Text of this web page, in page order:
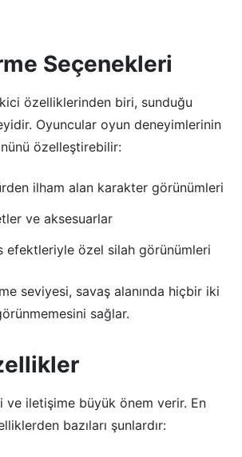
Seçenekleri
özelliklerinden biri, sunduğu
Oyuncular oyun deneyimlerinin
özelleştirebilir:
ilham alan karakter görünümleri
ve aksesuarlar
efektleriyle özel silah görünümleri
seviyesi, savaş alanında hiçbir iki
sağlar.
ve iletişime büyük önem verir. En
bazıları şunlardır: